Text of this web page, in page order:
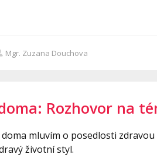
Mgr. Zuzana Douchova
Rozhovor na
mluvím o posedlosti zdravou
životní styl.